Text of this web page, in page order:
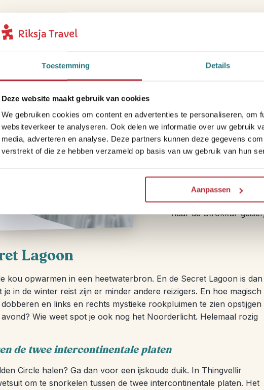
Toestemming Details
Deze website maakt gebruik van cookies
We gebruiken cookies om content en advertenties te personaliseren, om
websiteverkeer te analyseren. Ook delen we informatie over uw gebruik
media, adverteren en analyse. Deze partners kunnen deze gegevens
verstrekt of die ze hebben verzameld op basis van uw gebruik van hun
Aanpassen
Dag 3 & 4 –
DeGolden Circleis een
meeste reizigers dit
kunt overnachten. Zo
omdat je in de winter
niet zo ver hoeft te
waar de Gullfoss-
omgeving kleurt wit
de achtergrond staat
naar de Strokkur-
Lagoon
kou opwarmen in een heetwaterbron. En de Secret Lagoon is dan
in de winter reist zijn er minder andere reizigers. En hoe magisch
en links en rechts mystieke rookpluimen te zien opstijgen
Wie weet spot je ook nog het Noorderlicht. Helemaal rozig
de twee intercontinentale platen
Circle halen? Ga dan voor een ijskoude duik. In Thingvellir
om te snorkelen tussen de twee intercontinentale platen. Het